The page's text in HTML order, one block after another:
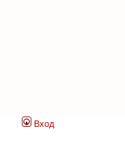
Вход